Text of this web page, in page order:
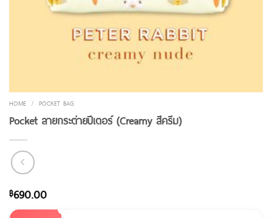
HOME / POCKET BAG
Pocket ลายกระต่ายปีเตอร์ (Creamy สีครีม)
฿690.00